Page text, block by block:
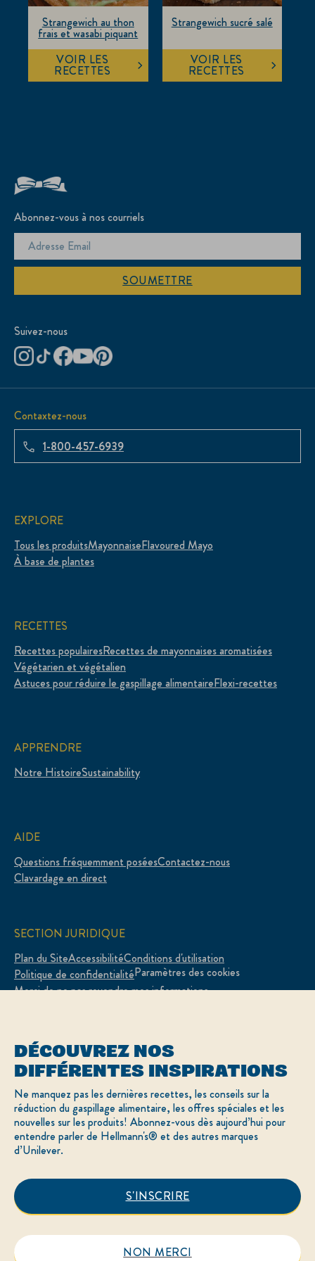
Strangewich au thon
frais et wasabi piquant
VOIR LES
RECETTES
Strangewich sucré salé
VOIR LES
RECETTES
Abonnez-vous à nos courriels
SOUMETTRE
Suivez-nous
Contaxtez-nous
1-800-457-6939
EXPLORE
Tous les produitsMayonnaiseFlavoured Mayo
À base de plantes
RECETTES
Recettes populairesRecettes de mayonnaises aromatisées
Végétarien et végétalien
Astuces pour réduire le gaspillage alimentaireFlexi-recettes
APPRENDRE
Notre HistoireSustainability
AIDE
Questions fréquemment poséesContactez-nous
Clavardage en direct
SECTION JURIDIQUE
Plan du SiteAccessibilitéConditions d'utilisation
Politique de confidentialitéParamètres des cookies
Merci de ne pas revendre mes informations
Ce site Web s’adresse uniquement aux
consommateurs canadiens de produits et services de
Unilever Canada Inc.
Ce site Web ne s’adresse pas aux consommateurs à
LOCATION
Canada Sélectionnez votre pays
English
DÉCOUVREZ NOS
DIFFÉRENTES INSPIRATIONS
Ne manquez pas les dernières recettes, les conseils sur la
réduction du gaspillage alimentaire, les offres spéciales et les
nouvelles sur les produits! Abonnez-vous dès aujourd’hui pour
entendre parler de Hellmann's® et des autres marques
d’Unilever.
S'INSCRIRE
NON MERCI